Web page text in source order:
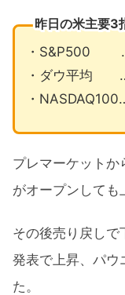
昨日の米主要3
・S&P500
・ダウ平均
・
プレマーケットか
がオープンしても
その後売り戻し
発表で上昇、パウ
た。